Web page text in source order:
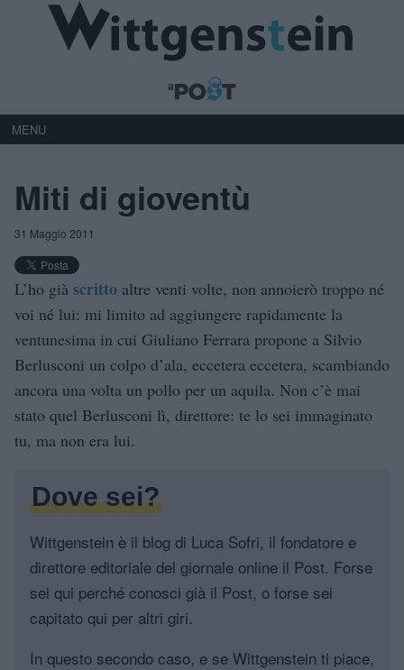
MENU
Miti di gioventù
31 Maggio 2011
L’ho già scritto altre venti volte, non annoierò troppo né
voi né lui: mi limito ad aggiungere rapidamente la
ventunesima in cui Giuliano Ferrara propone a Silvio
Berlusconi un colpo d’ala, eccetera eccetera, scambiando
ancora una volta un pollo per un aquila. Non c’è mai
stato quel Berlusconi lì, direttore: te lo sei immaginato
tu, ma non era lui.
Dove sei?
Wittgenstein è il blog di Luca Sofri, il fondatore e
direttore editoriale del giornale online il Post. Forse
sei qui perché conosci già il Post, o forse sei
capitato qui per altri giri.
In questo secondo caso, e se Wittgenstein ti piace,